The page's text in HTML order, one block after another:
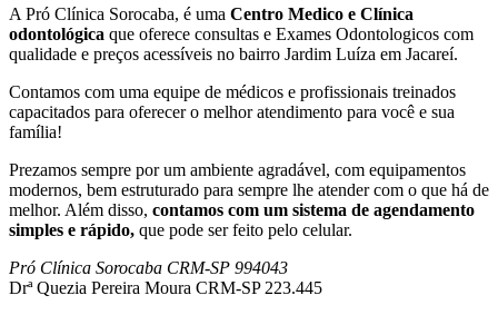
A Pró Clínica Sorocaba, é uma Centro Medico e Clínica
odontológica que oferece consultas e Exames Odontologicos com
qualidade e preços acessíveis no bairro Jardim Luíza em Jacareí.
Contamos com uma equipe de médicos e profissionais treinados
capacitados para oferecer o melhor atendimento para você e sua
família!
Prezamos sempre por um ambiente agradável, com equipamentos
modernos, bem estruturado para sempre lhe atender com o que há de
melhor. Além disso, contamos com um sistema de agendamento
simples e rápido, que pode ser feito pelo celular.
Pró Clínica Sorocaba CRM-SP 994043
Drª Quezia Pereira Moura CRM-SP 223.445